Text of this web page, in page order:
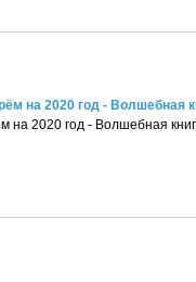
на 2020 год - Волшебная
на 2020 год - Волшебная